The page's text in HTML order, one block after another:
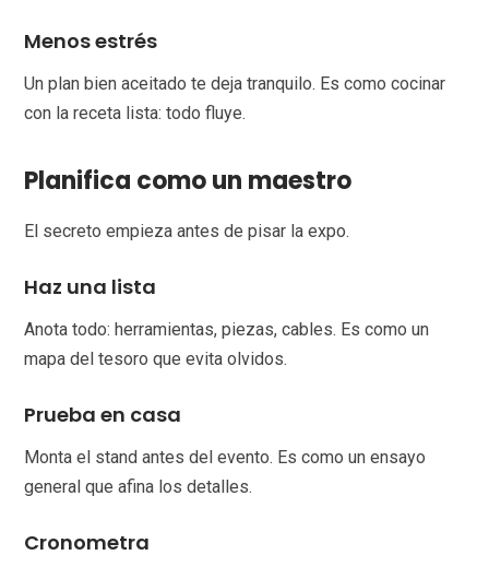
Menos estrés
Un plan bien aceitado te deja tranquilo. Es como cocinar
con la receta lista: todo fluye.
Planifica como un maestro
El secreto empieza antes de pisar la expo.
Haz una lista
Anota todo: herramientas, piezas, cables. Es como un
mapa del tesoro que evita olvidos.
Prueba en casa
Monta el stand antes del evento. Es como un ensayo
general que afina los detalles.
Cronometra